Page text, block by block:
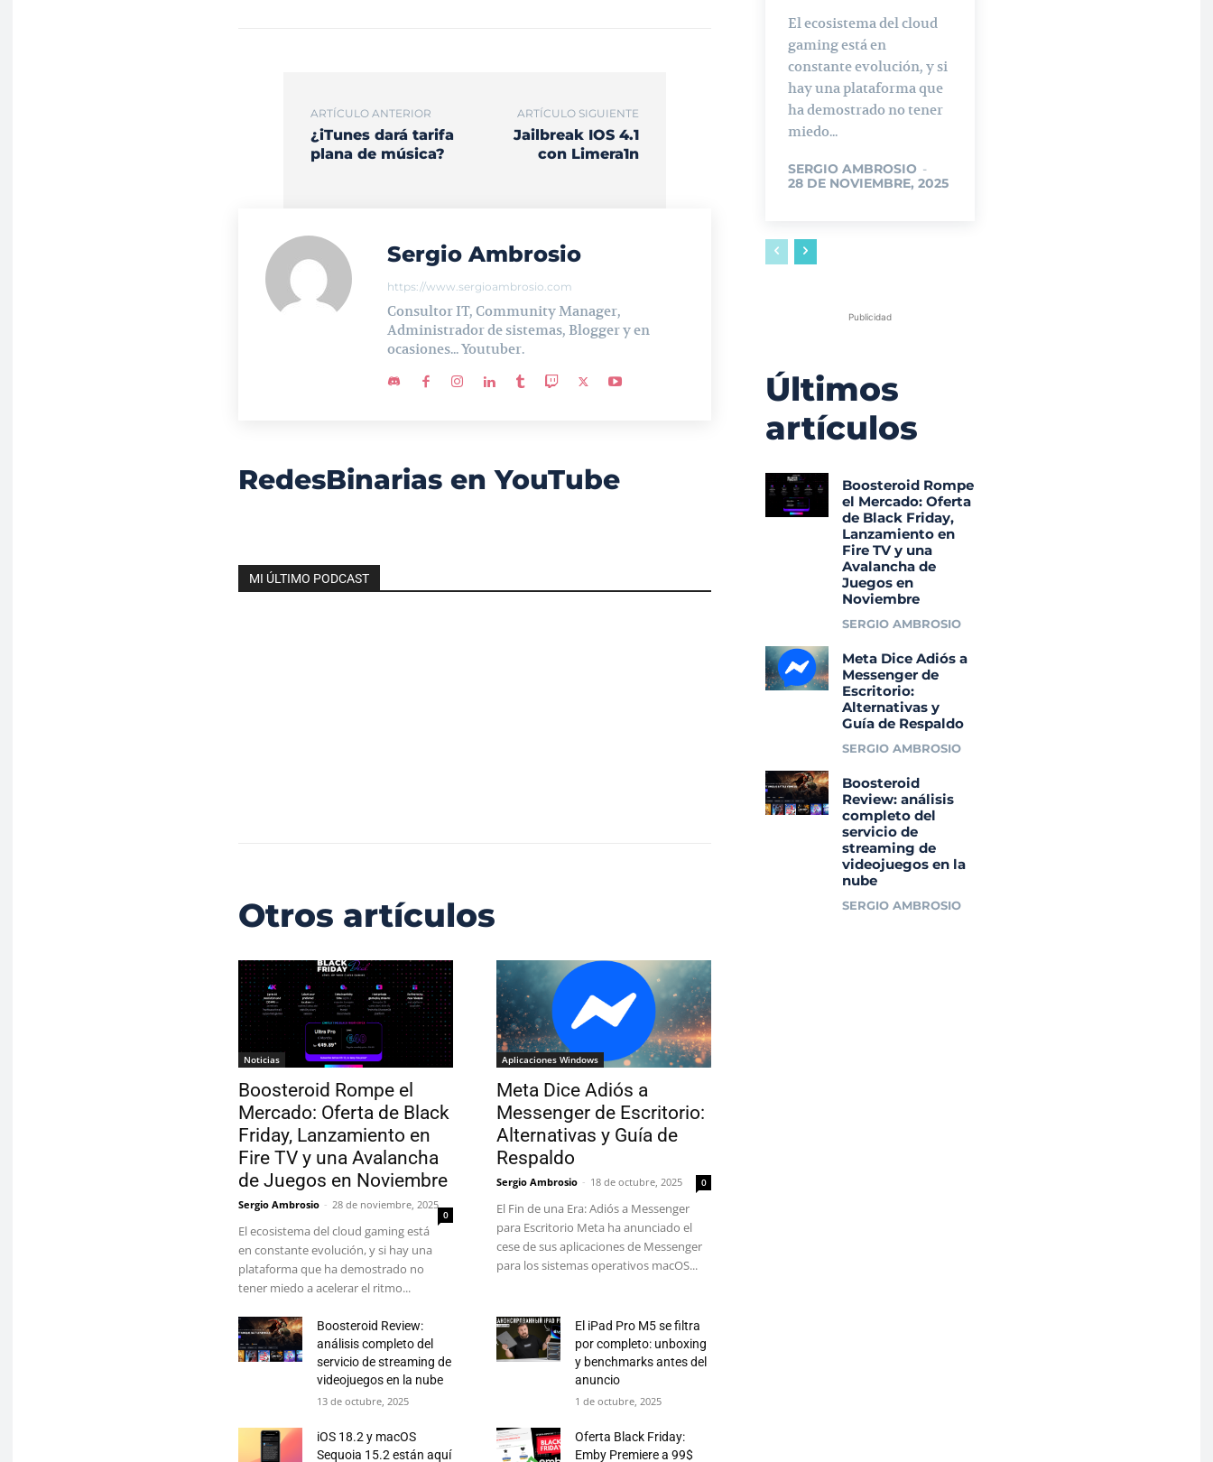
ARTÍCULO ANTERIOR
¿iTunes dará tarifa
plana de música?
ARTÍCULO SIGUIENTE
Jailbreak IOS 4.1
con Limera1n
Sergio Ambrosio
https://www.sergioambrosio.com
Consultor IT, Community Manager,
Administrador de sistemas, Blogger y en
ocasiones... Youtuber.
RedesBinarias en YouTube
MI ÚLTIMO PODCAST
Otros artículos
Noticias
Boosteroid Rompe el
Mercado: Oferta de Black
Friday, Lanzamiento en
Fire TV y una Avalancha
de Juegos en Noviembre
Sergio Ambrosio - 28 de noviembre, 2025
0
El ecosistema del cloud gaming está
en constante evolución, y si hay una
plataforma que ha demostrado no
tener miedo a acelerar el ritmo...
Aplicaciones Windows
Meta Dice Adiós a
Messenger de Escritorio:
Alternativas y Guía de
Respaldo
Sergio Ambrosio - 18 de octubre, 2025 0
El Fin de una Era: Adiós a Messenger
para Escritorio Meta ha anunciado el
cese de sus aplicaciones de Messenger
para los sistemas operativos macOS...
Boosteroid Review:
análisis completo del
servicio de streaming de
videojuegos en la nube
13 de octubre, 2025
El iPad Pro M5 se filtra
por completo: unboxing
y benchmarks antes del
anuncio
1 de octubre, 2025
iOS 18.2 y macOS
Sequoia 15.2 están aquí
Oferta Black Friday:
Emby Premiere a 99$
El ecosistema del cloud
gaming está en
constante evolución, y si
hay una plataforma que
ha demostrado no tener
miedo...
SERGIO AMBROSIO -
28 DE NOVIEMBRE, 2025
Publicidad
Últimos
artículos
Boosteroid Rompe
el Mercado: Oferta
de Black Friday,
Lanzamiento en
Fire TV y una
Avalancha de
Juegos en
Noviembre
SERGIO AMBROSIO
Meta Dice Adiós a
Messenger de
Escritorio:
Alternativas y
Guía de Respaldo
SERGIO AMBROSIO
Boosteroid
Review: análisis
completo del
servicio de
streaming de
videojuegos en la
nube
SERGIO AMBROSIO